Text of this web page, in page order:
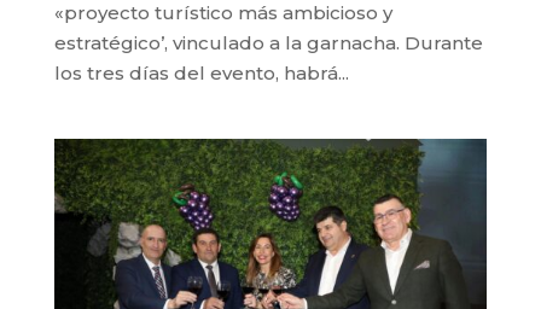
«proyecto turístico más ambicioso y
estratégico’, vinculado a la garnacha. Durante
los tres días del evento, habrá...